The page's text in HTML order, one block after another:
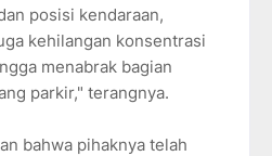
posisi kendaraan,
kehilangan konsentrasi
menabrak bagian
parkir," terangnya.
bahwa pihaknya telah